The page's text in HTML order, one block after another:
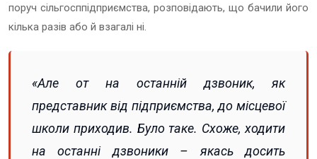
поруч сільгосппідприємства, розповідають, що бачили його
кілька разів або й взагалі ні.
«Але от на останній дзвоник, як
представник від підприємства, до місцевої
школи приходив. Було таке. Схоже, ходити
на останні дзвоники – якась досить